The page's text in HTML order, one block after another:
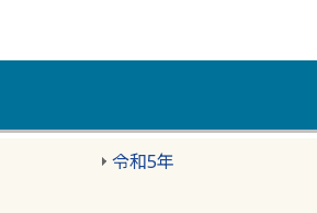
令和5年